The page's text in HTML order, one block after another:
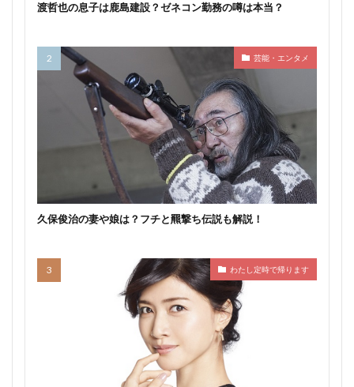
渡哲也の息子は鹿島建設？ゼネコン勤務の噂は本当？
芸能・エンタメ
久保俊治の妻や娘は？フチと羆撃ち伝説も解説！
わたし定時で帰ります